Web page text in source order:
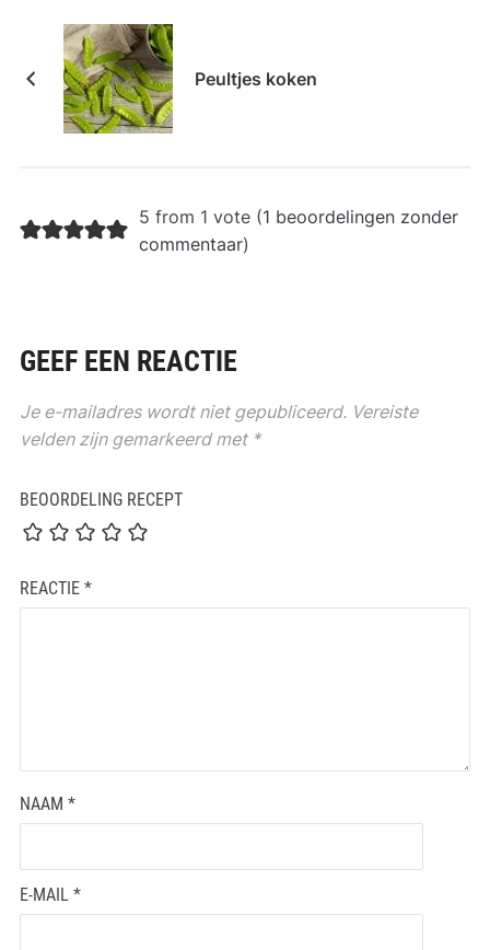
Peultjes koken
5 from 1 vote (1 beoordelingen zonder
commentaar)
GEEF EEN REACTIE
Je e-mailadres wordt niet gepubliceerd. Vereiste
velden zijn gemarkeerd met *
BEOORDELING RECEPT
REACTIE *
NAAM *
E-MAIL *